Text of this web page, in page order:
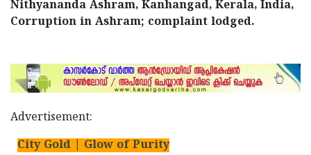
Nithyananda Ashram, Kanhangad, Kerala, India,
Corruption in Ashram; complaint lodged.
Advertisement:
City Gold | Glow of Purity